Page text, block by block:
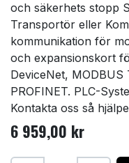
och säkerhets stopp
Transportör eller
kommunikation för
och expansionskort
DeviceNet, MODBUS
PROFINET. PLC-
Kontakta oss så
6 959,00 kr